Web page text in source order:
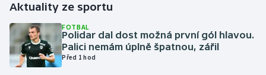
Golf
Gymnastika
Házená
Aktuality ze sportu
FOTBAL
Polidar dal dost možná první gól hlavou.
Palici nemám úplně špatnou, zářil
Před 1 hod